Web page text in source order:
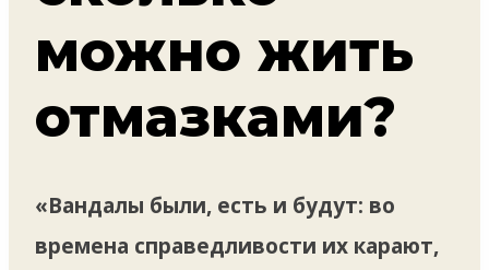
можно жить
отмазками?
«Вандалы были, есть и будут: во
времена справедливости их карают,